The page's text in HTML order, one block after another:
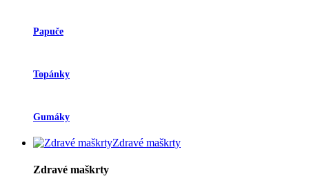
Papuče
Topánky
Gumáky
Zdravé maškrty
Zdravé maškrty